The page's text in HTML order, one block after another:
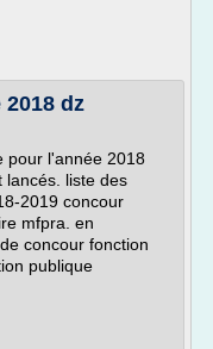
dz
pour l'année 2018
lancés. liste des
2019 concour
mfpra. en
concour fonction
publique